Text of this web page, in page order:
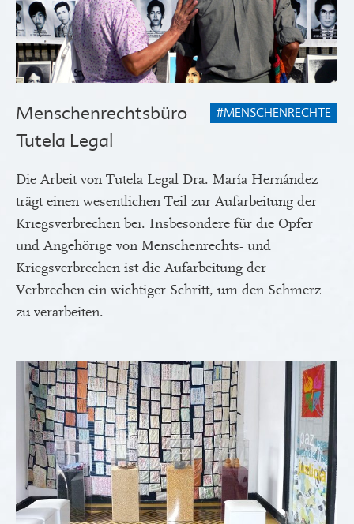
#MENSCHENRECHTE
Menschenrechtsbüro
Tutela Legal
Die Arbeit von Tutela Legal Dra. María Hernández
trägt einen wesentlichen Teil zur Aufarbeitung der
Kriegsverbrechen bei. Insbesondere für die Opfer
und Angehörige von Menschenrechts- und
Kriegsverbrechen ist die Aufarbeitung der
Verbrechen ein wichtiger Schritt, um den Schmerz
zu verarbeiten.